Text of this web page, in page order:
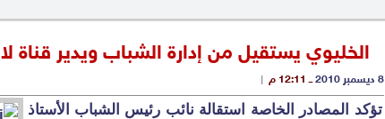
الخليوي يستقيل من إدارة الشباب ويدير قناة
8 ديسمبر 2010 ــ 12:11 م |
تؤكد المصادر الخاصة استقالة نائب رئيس الشباب الأستاذ